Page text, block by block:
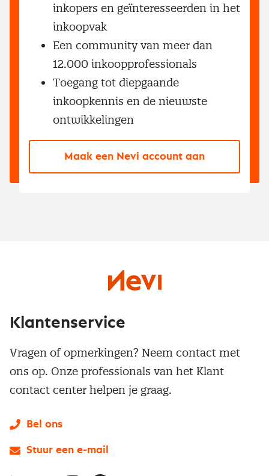
inkopers en geïnteresseerden in het
inkoopvak
Een community van meer dan
12.000 inkoopprofessionals
Toegang tot diepgaande
inkoopkennis en de nieuwste
ontwikkelingen
Maak een Nevi account aan
Klantenservice
Vragen of opmerkingen? Neem contact met
ons op. Onze professionals van het Klant
contact center helpen je graag.
Bel ons
Stuur een e-mail